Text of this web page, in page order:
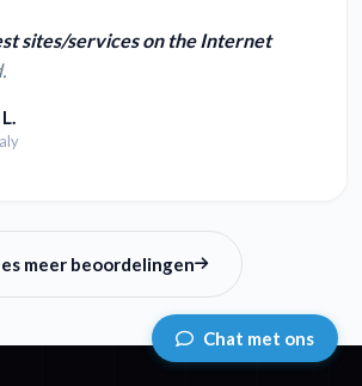
sites/services on the Internet
meer beoordelingen
Chat met ons